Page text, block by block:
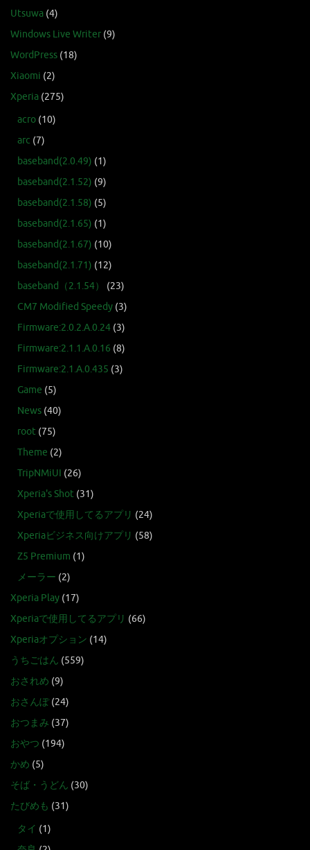
Utsuwa (4)
Windows Live Writer (9)
WordPress (18)
Xiaomi (2)
Xperia (275)
acro (10)
arc (7)
baseband(2.0.49) (1)
baseband(2.1.52) (9)
baseband(2.1.58) (5)
baseband(2.1.65) (1)
baseband(2.1.67) (10)
baseband(2.1.71) (12)
baseband（2.1.54）
(23)
CM7 Modified Speedy (3)
Firmware:2.0.2.A.0.24 (3)
Firmware:2.1.1.A.0.16 (8)
Firmware:2.1.A.0.435 (3)
Game (5)
News (40)
root (75)
Theme (2)
TripNMiUI (26)
Xperia's Shot (31)
Xperiaで使用してるアプリ (24)
Xperiaビジネス向けアプリ (58)
Z5 Premium (1)
メーラー (2)
Xperia Play (17)
Xperiaで使用してるアプリ (66)
Xperiaオプション (14)
うちごはん (559)
おされめ (9)
おさんぽ(24)
おつまみ (37)
おやつ (194)
かめ (5)
そば・うどん (30)
たびめも (31)
タイ (1)